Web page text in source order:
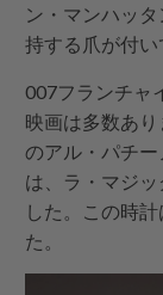
ン・マンハッ
持する爪が付い
007フランチャ
映画は多数あり
のアル・パチ
は、ラ・マジ
した。この時
た。